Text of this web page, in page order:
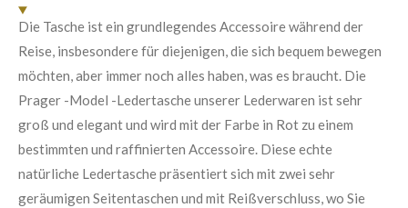
:
5
S
t
e
r
n
e
e
n
Die Tasche ist ein grundlegendes Accessoire während der
Reise, insbesondere für diejenigen, die sich bequem bewegen
möchten, aber immer noch alles haben, was es braucht. Die
Prager -Model -Ledertasche unserer Lederwaren ist sehr
groß und elegant und wird mit der Farbe in Rot zu einem
bestimmten und raffinierten Accessoire. Diese echte
natürliche Ledertasche präsentiert sich mit zwei sehr
geräumigen Seitentaschen und mit Reißverschluss, wo Sie